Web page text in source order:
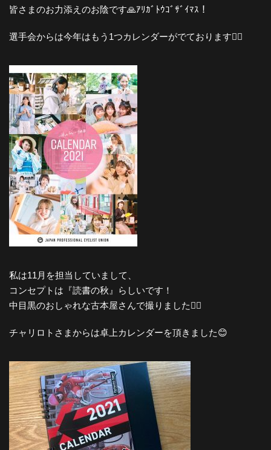
皆さまのお力添えのお陰です🙏ｱﾘｶﾞﾄｳｺﾞｻﾞｲﾏｽ！
選手会からは今年はもう1つカレンダーがでております🙆‍♀️
私は11月を担当していまして、
コンセプトは『読書の秋』らしいです！
中目黒のおしゃれな古本屋さんで撮りました🙆‍♀️
チャリロトさまからは卓上カレンダーを頂きました😊